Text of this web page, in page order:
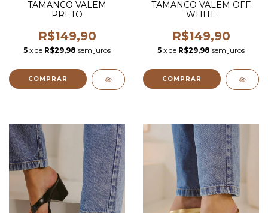
TAMANCO VALEM
PRETO
R$149,90
5 x de R$29,98 sem juros
COMPRAR
TAMANCO VALEM OFF
WHITE
R$149,90
5 x de R$29,98 sem juros
COMPRAR